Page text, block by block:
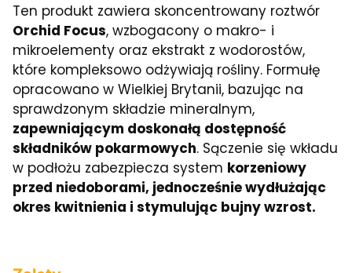
Ten produkt zawiera skoncentrowany roztwór
Orchid Focus, wzbogacony o makro- i
mikroelementy oraz ekstrakt z wodorostów,
które kompleksowo odżywiają rośliny. Formułę
opracowano w Wielkiej Brytanii, bazując na
sprawdzonym składzie mineralnym,
zapewniającym doskonałą dostępność
składników pokarmowych. Sączenie się wkładu
w podłożu zabezpiecza system korzeniowy
przed niedoborami, jednocześnie wydłużając
okres kwitnienia i stymulując bujny wzrost.